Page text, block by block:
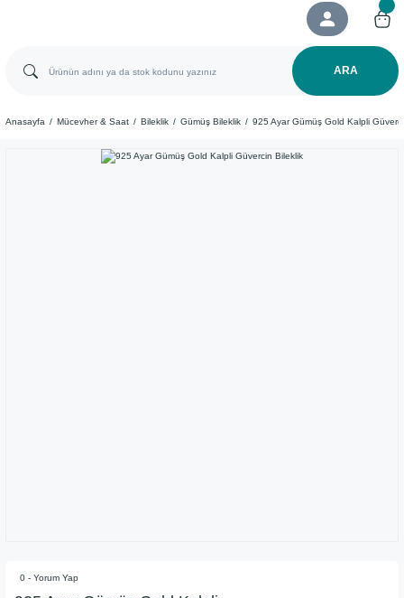
ARA
Anasayfa Mücevher & Saat Bileklik Gümüş Bileklik 925 Ayar Gümüş Gold Kalpli
0 - Yorum Yap